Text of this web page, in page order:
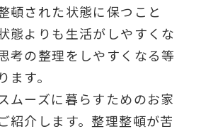
頓された状態に保つこと
態よりも生活がしやすくな
考の整理をしやすくなる等
す。
ムーズに暮らすためのお家
紹介します。整理整頓が苦